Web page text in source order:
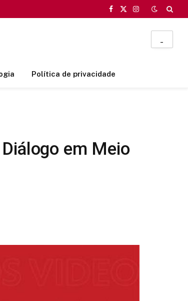
Facebook
X
Instagram
Política de privacidade
em Meio